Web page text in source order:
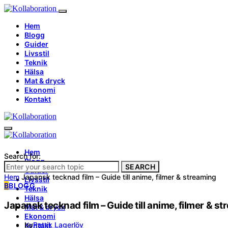
Hem
Blogg
Guider
Livsstil
Teknik
Hälsa
Mat & dryck
Ekonomi
Kontakt
Hem
Blogg
Guider
Livsstil
Teknik
Hälsa
Mat & dryck
Ekonomi
Kontakt
Search for:
SEARCH
Hem Japansk tecknad film – Guide till anime, filmer & streaming
BBLOGG
Japansk tecknad film – Guide till anime, filmer &
byPatrik Lagerlöv